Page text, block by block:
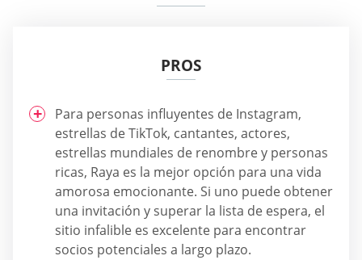
PROS
Para personas influyentes de Instagram,
estrellas de TikTok, cantantes, actores,
estrellas mundiales de renombre y personas
ricas, Raya es la mejor opción para una vida
amorosa emocionante. Si uno puede obtener
una invitación y superar la lista de espera, el
sitio infalible es excelente para encontrar
socios potenciales a largo plazo.